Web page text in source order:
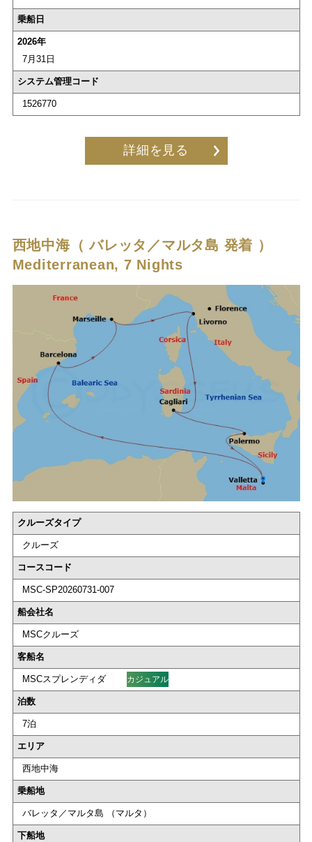
乗船日
2026年
7月31日
システム管理コード
1526770
詳細を見る
西地中海（ バレッタ／マルタ島 発着 ）
Mediterranean, 7 Nights
クルーズタイプ
クルーズ
コースコード
MSC-SP20260731-007
船会社名
MSCクルーズ
客船名
MSCスプレンディダ カジュアル
泊数
7泊
エリア
西地中海
乗船地
バレッタ／マルタ島 （マルタ）
下船地